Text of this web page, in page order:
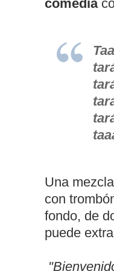
comedia
Una
con
fondo, de
puede